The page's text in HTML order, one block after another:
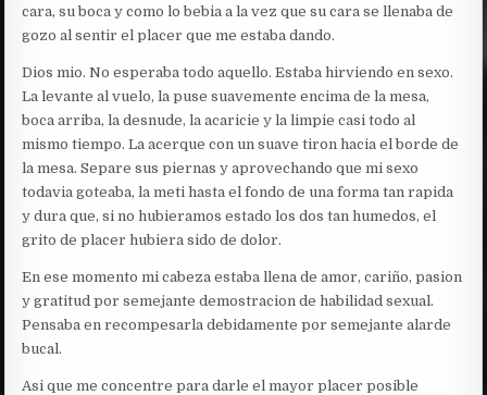
cara, su boca y como lo bebia a la vez que su cara se llenaba de
gozo al sentir el placer que me estaba dando.
Dios mio. No esperaba todo aquello. Estaba hirviendo en sexo.
La levante al vuelo, la puse suavemente encima de la mesa,
boca arriba, la desnude, la acaricie y la limpie casi todo al
mismo tiempo. La acerque con un suave tiron hacia el borde de
la mesa. Separe sus piernas y aprovechando que mi sexo
todavia goteaba, la meti hasta el fondo de una forma tan rapida
y dura que, si no hubieramos estado los dos tan humedos, el
grito de placer hubiera sido de dolor.
En ese momento mi cabeza estaba llena de amor, cariño, pasion
y gratitud por semejante demostracion de habilidad sexual.
Pensaba en recompesarla debidamente por semejante alarde
bucal.
Asi que me concentre para darle el mayor placer posible